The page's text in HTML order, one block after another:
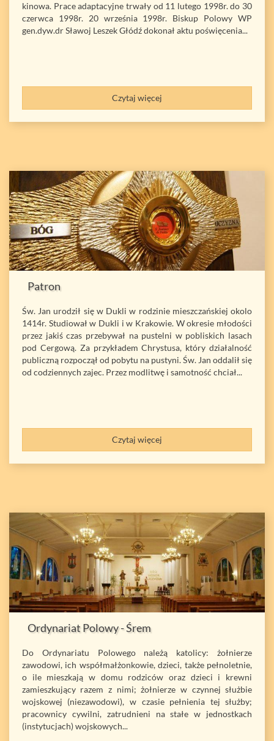
kinowa. Prace adaptacyjne trwały od 11 lutego 1998r. do 30
czerwca 1998r. 20 września 1998r. Biskup Polowy WP
gen.dyw.dr Sławoj Leszek Głódź dokonał aktu poświęcenia...
Czytaj więcej
Patron
Św. Jan urodził się w Dukli w rodzinie mieszczańskiej okolo
1414r. Studiował w Dukli i w Krakowie. W okresie młodości
przez jakiś czas przebywał na pustelni w pobliskich lasach
pod Cergową. Za przykładem Chrystusa, który działalność
publiczną rozpoczął od pobytu na pustyni. Św. Jan oddalił się
od codziennych zajec. Przez modlitwę i samotność chciał...
Czytaj więcej
Ordynariat Polowy - Śrem
Do Ordynariatu Polowego należą katolicy: żołnierze
zawodowi, ich współmałżonkowie, dzieci, także pełnoletnie,
o ile mieszkają w domu rodziców oraz dzieci i krewni
zamieszkujący razem z nimi; żołnierze w czynnej służbie
wojskowej (niezawodowi), w czasie pełnienia tej służby;
pracownicy cywilni, zatrudnieni na stałe w jednostkach
(instytucjach) wojskowych...